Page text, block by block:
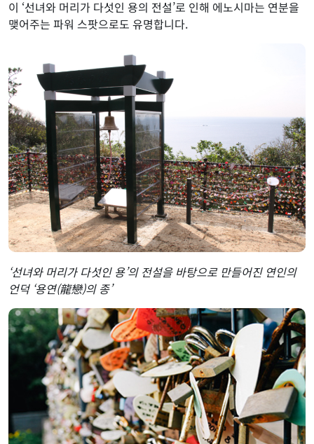
이 ‘선녀와 머리가 다섯인 용의 전설’로 인해 에노시마는 연분을
맺어주는 파워 스팟으로도 유명합니다.
‘선녀와 머리가 다섯인 용’의 전설을 바탕으로 만들어진 연인의
언덕 ‘용연(龍戀)의 종’